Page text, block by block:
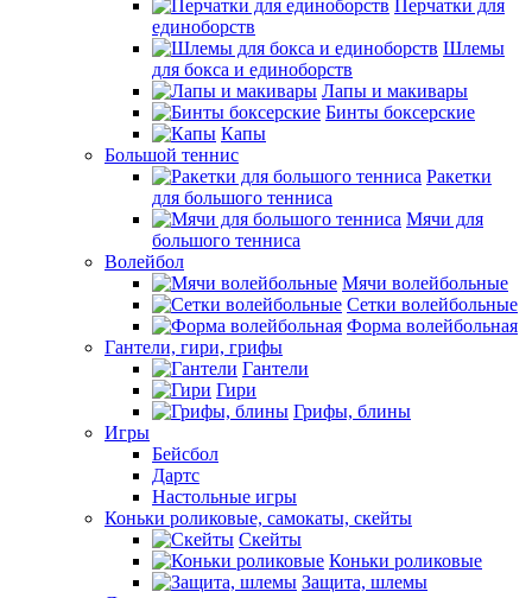
Перчатки для
единоборств
Шлемы
для бокса и единоборств
Лапы и макивары
Бинты боксерские
Капы
Большой теннис
Ракетки
для большого тенниса
Мячи для
большого тенниса
Волейбол
Мячи волейбольные
Сетки волейбольные
Форма волейбольная
Гантели, гири, грифы
Гантели
Гири
Грифы, блины
Игры
Бейсбол
Дартс
Настольные игры
Коньки роликовые, самокаты, скейты
Скейты
Коньки роликовые
Защита, шлемы